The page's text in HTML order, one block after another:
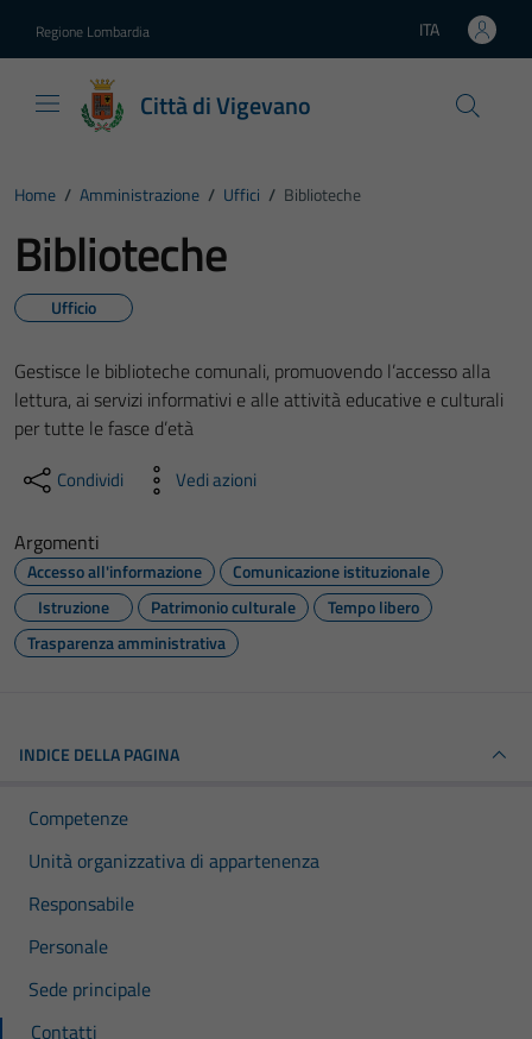
Regione Lombardia Lingua attiva:
ITA
Città di Vigevano
Home / Amministrazione / Uffici / Biblioteche
Biblioteche
Ufficio
Gestisce le biblioteche comunali, promuovendo l’accesso alla
lettura, ai servizi informativi e alle attività educative e culturali
per tutte le fasce d’età
Condividi Vedi azioni
Argomenti
Accesso all'informazione
Comunicazione istituzionale
Istruzione
Patrimonio culturale
Tempo libero
Trasparenza amministrativa
INDICE DELLA PAGINA
Competenze
Unità organizzativa di appartenenza
Responsabile
Personale
Sede principale
Contatti